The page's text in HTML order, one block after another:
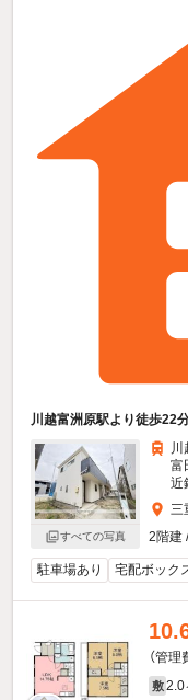
川越富洲原駅より徒歩22
すべての写真
川
富
近
三
2階建
駐車場あり 宅配ボック
（管理
敷 2.0